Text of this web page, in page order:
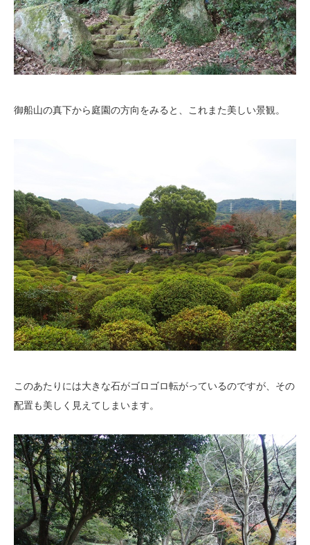
御船山の真下から庭園の方向をみると、これまた美しい景観。
このあたりには大きな石がゴロゴロ転がっているのですが、その
配置も美しく見えてしまいます。